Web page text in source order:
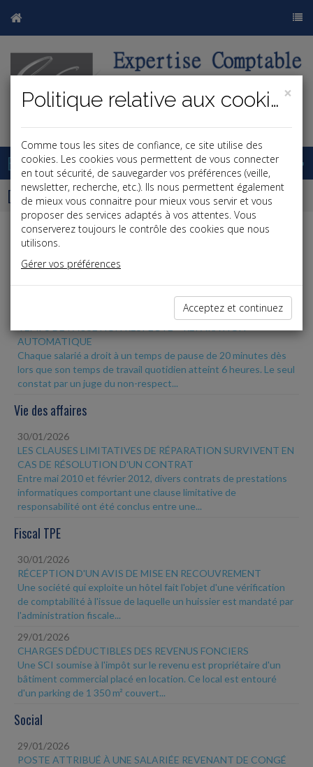
Base documentaire
Dépêches
Liste des dernières dépêches
Social
AUTOMATIQUE
Chaque salarié a droit à un temps de pause de 20 minutes dès
lors que son temps de travail quotidien atteint 6 heures. Le seul
constat par un juge du non-respect...
Vie des affaires
30/01/2026
LES CLAUSES LIMITATIVES DE RÉPARATION SURVIVENT EN
CAS DE RÉSOLUTION D'UN CONTRAT
Entre mai 2010 et février 2012, divers contrats de prestations
informatiques comportant une clause limitative de
responsabilité ont été conclus entre une...
Fiscal TPE
30/01/2026
RÉCEPTION D'UN AVIS DE MISE EN RECOUVREMENT
Une société qui exploite un hôtel fait l'objet d'une vérification
de comptabilité à l'issue de laquelle un huissier est mandaté par
l'administration fiscale...
29/01/2026
CHARGES DÉDUCTIBLES DES REVENUS FONCIERS
Une SCI soumise à l'impôt sur le revenu est propriétaire d'un
bâtiment commercial placé en location. Ce local est entouré
d'un parking de 1 350 m² couvert...
Social
29/01/2026
POSTE ATTRIBUÉ À UNE SALARIÉE REVENANT DE CONGÉ
×
Politique relative aux cookies
Comme tous les sites de confiance, ce site utilise des
cookies. Les cookies vous permettent de vous connecter
en tout sécurité, de sauvegarder vos préférences (veille,
newsletter, recherche, etc.). Ils nous permettent également
de mieux vous connaitre pour mieux vous servir et vous
proposer des services adaptés à vos attentes. Vous
conserverez toujours le contrôle des cookies que nous
utilisons.
Gérer vos préférences
Acceptez et continuez